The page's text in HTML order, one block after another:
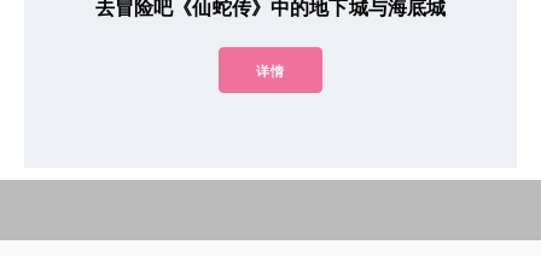
去冒险吧《仙蛇传》中的地下城与海底城
详情